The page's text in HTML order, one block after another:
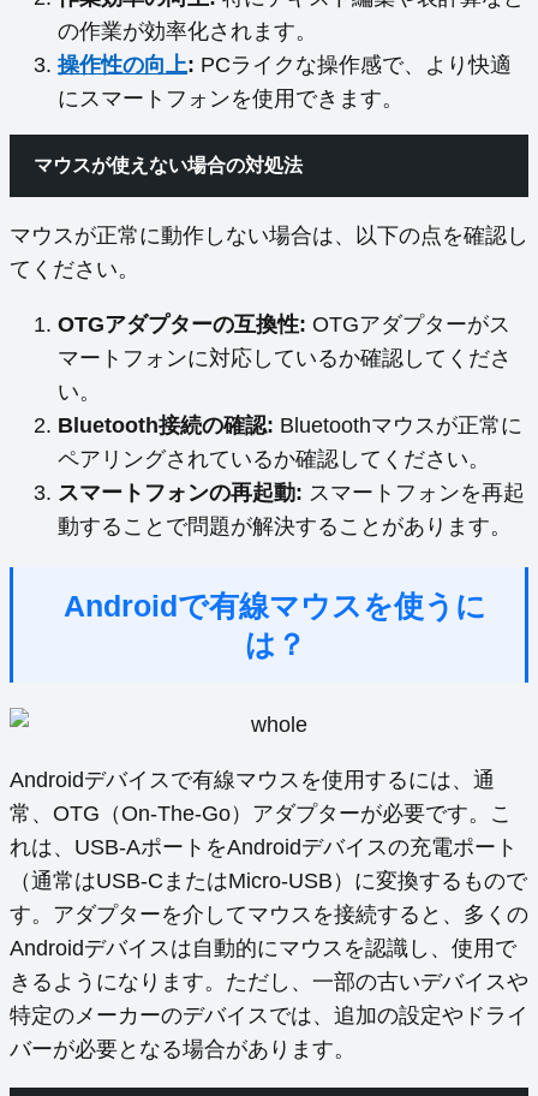
の作業が効率化されます。
操作性の向上: PCライクな操作感で、より快適
にスマートフォンを使用できます。
マウスが使えない場合の対処法
マウスが正常に動作しない場合は、以下の点を確認し
てください。
OTGアダプターの互換性: OTGアダプターがス
マートフォンに対応しているか確認してくださ
い。
Bluetooth接続の確認: Bluetoothマウスが正常に
ペアリングされているか確認してください。
スマートフォンの再起動: スマートフォンを再起
動することで問題が解決することがあります。
Androidで有線マウスを使うに
は？
Androidデバイスで有線マウスを使用するには、通
常、OTG（On-The-Go）アダプターが必要です。こ
れは、USB-AポートをAndroidデバイスの充電ポート
（通常はUSB-CまたはMicro-USB）に変換するもので
す。アダプターを介してマウスを接続すると、多くの
Androidデバイスは自動的にマウスを認識し、使用で
きるようになります。ただし、一部の古いデバイスや
特定のメーカーのデバイスでは、追加の設定やドライ
バーが必要となる場合があります。